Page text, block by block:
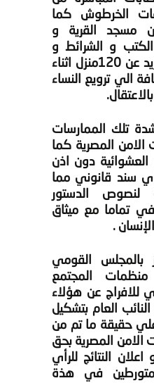
الخرطوش كما
مسجد القرية و
و الشرائط و
حطمت ايضا اثاث مايزيد عن 120منزل اثناء
الي ترويع النساء
تلك الممارسات
المصرية كما
العشوائية دون اذن
اي سند قانوني مما
لنصوص الدستور
تماما مع ميثاق
.
بالمجلس القومي
المجتمع
للافراج عن هؤلاء
العام بتشكيل
حقيقة ما تم من
الامن المصرية بحق
النتائج للرأي
في هذة